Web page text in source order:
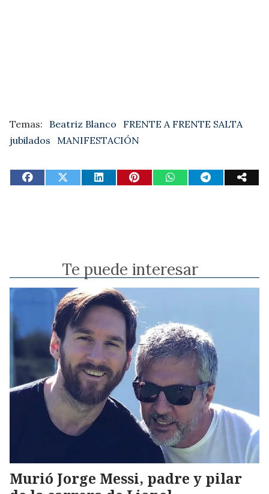
Beatriz Blanco
FRENTE A FRENTE SALTA
jubilados
MANIFESTACIÓN
Te puede interesar
Murió Jorge Messi, padre y pilar